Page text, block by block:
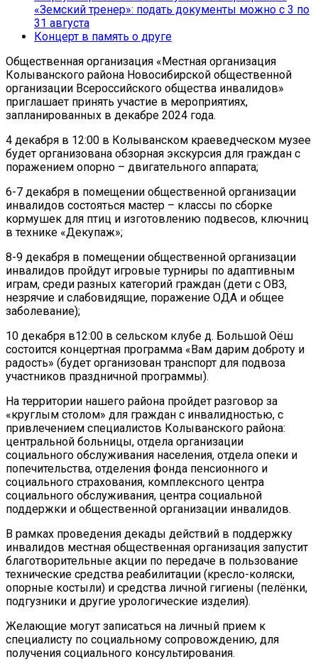
«Земский тренер»: подать документы можно с 3 по
31 августа
Концерт в память о друге
Общественная организация «Местная организация
Колыванского района Новосибирской общественной
организации Всероссийского общества инвалидов»
приглашает принять участие в мероприятиях,
запланированных в декабре 2024 года.
4 декабря в 12:00 в Колыванском краеведческом музее
будет организована обзорная экскурсия для граждан с
поражением опорно – двигательного аппарата;
6-7 декабря в помещении общественной организации
инвалидов состояться мастер – классы по сборке
кормушек для птиц и изготовлению подвесов, ключниц
в технике «Декупаж»;
8-9 декабря в помещении общественной организации
инвалидов пройдут игровые турниры по адаптивным
играм, среди разных категорий граждан (дети с ОВЗ,
незрячие и слабовидящие, поражение ОДА и общее
заболевание);
10 декабря в12:00 в сельском клубе д. Большой Оёш
состоится концертная программа «Вам дарим доброту и
радость» (будет организован транспорт для подвоза
участников праздничной программы).
На территории нашего района пройдет разговор за
«круглым столом» для граждан с инвалидностью, с
привлечением специалистов Колыванского района:
центральной больницы, отдела организации
социального обслуживания населения, отдела опеки и
попечительства, отделения фонда пенсионного и
социального страхования, комплексного центра
социального обслуживания, центра социальной
поддержки и общественной организации инвалидов.
В рамках проведения декады действий в поддержку
инвалидов местная общественная организация запустит
благотворительные акции по передаче в пользование
технические средства реабилитации (кресло-коляски,
опорные костыли) и средства личной гигиены (пелёнки,
подгузники и другие урологические изделия).
Желающие могут записаться на личный прием к
специалисту по социальному сопровождению, для
получения социального консультирования.